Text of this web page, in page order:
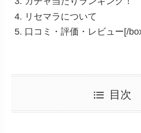
リセマラについて
口コミ・評価・レビュー[/
目次